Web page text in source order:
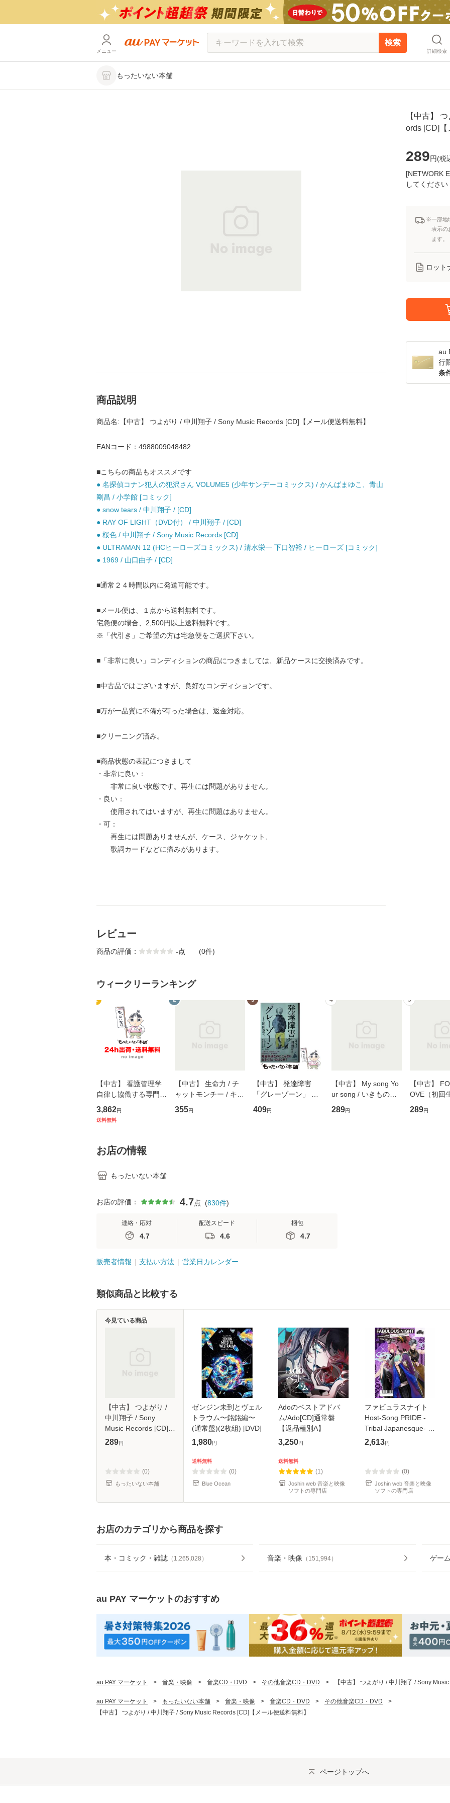
メニュー
検索
詳細検索
もったいない本舗
【中古】
ords [CD]【
289円(税
[NETWORK
してください
※一部地
表示の
ます。
ロット
au
行
条
商品説明
商品名:【中古】 つよがり / 中川翔子 / Sony Music Records [CD]【メール便送料無料】
EANコード：4988009048482
■こちらの商品もオススメです
● 名探偵コナン犯人の犯沢さん VOLUME5 (少年サンデーコミックス) / かんばまゆこ、青山
剛昌 / 小学館 [コミック]
● snow tears / 中川翔子 / [CD]
● RAY OF LIGHT（DVD付） / 中川翔子 / [CD]
● 桜色 / 中川翔子 / Sony Music Records [CD]
● ULTRAMAN 12 (HCヒーローズコミックス) / 清水栄一 下口智裕 / ヒーローズ [コミック]
● 1969 / 山口由子 / [CD]
■通常２４時間以内に発送可能です。
■メール便は、１点から送料無料です。
宅急便の場合、2,500円以上送料無料です。
※「代引き」ご希望の方は宅急便をご選択下さい。
■「非常に良い」コンディションの商品につきましては、新品ケースに交換済みです。
■中古品ではございますが、良好なコンディションです。
■万が一品質に不備が有った場合は、返金対応。
■クリーニング済み。
■商品状態の表記につきまして
・非常に良い：
非常に良い状態です。再生には問題がありません。
・良い：
使用されてはいますが、再生に問題はありません。
・可：
再生には問題ありませんが、ケース、ジャケット、
歌詞カードなどに痛みがあります。
レビュー
商品の評価： -点 (0件)
ウィークリーランキング
1
【中古】 看護管理学
自律し協働する専門職
の看護マネジメントス
キル 改訂第3版 (看護
堂 [単行
3,862円
送料無料
2
【中古】 生命力 / チ
ャットモンチー / キュ
ーンレコード [CD]
【メール便送料無料】
355円
3
【中古】 発達障害
「グレーゾーン」 そ
の正しい理解と克服法
(SB新書 572) / 岡田尊
409円
4
【中古】 My song Yo
ur song / いきものが
かり / [CD]【メール便
送料無料】
289円
5
【中古】
OVE（初回
盤） / 清水
ミリヤ / [CD]【メール
289円
お店の情報
もったいない本舗
お店の評価： 4.7点 (830件)
連絡・応対
4.7
配送スピード
4.6
梱包
4.7
販売者情報 支払い方法 営業日カレンダー
類似商品と比較する
【中古】 つよがり /
中川翔子 / Sony
Music Records [CD]
【メール便送料無料】
289円
(0)
もったいない本舗
今見ている商品
ゼンジン未到とヴェル
トラウム〜銘銘編〜
(通常盤)(2枚組) [DVD]
1,980円
送料無料
(0)
Blue Ocean
Adoのベストアドバ
ム/Ado[CD]通常盤
【返品種別A】
3,250円
送料無料
(1)
Joshin web 音楽と映像
ソフトの専門店
ファビュラスナイト
Host-Song PRIDE -
Tribal Japanesque- ネ
オバサラ/皇麗夢(豊永
2,613円
(0)
Joshin web 音楽と映像
ソフトの専門店
お店のカテゴリから商品を探す
本・コミック・雑誌 （ 1,265,028 ） 音楽・映像 （ 151,994） ゲー
au PAY マーケットのおすすめ
au PAY マーケット > 音楽・映像 > 音楽CD・DVD > その他音楽CD・DVD > 【中古】 つよがり / 中川翔子 / Sony
au PAY マーケット > もったいない本舗 > 音楽・映像 > 音楽CD・DVD > その他音楽CD・DVD
>
【中古】 つよがり / 中川翔子 / Sony Music Records [CD]【メール便送料無料】
ページトップへ